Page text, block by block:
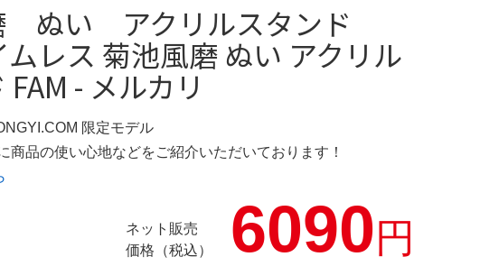
ぬい アクリルスタンド
ムレス 菊池風磨 ぬい アクリル
- メルカリ
限定モデル
商品の使い心地などをご紹介いただいております！
ネット販売
価格（税込）
6090円